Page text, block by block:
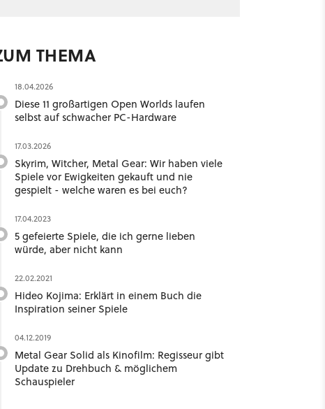
THEMA
18.04.2026
Diese 11 großartigen Open Worlds laufen
selbst auf schwacher PC-Hardware
17.03.2026
Skyrim, Witcher, Metal Gear: Wir haben viele
Spiele vor Ewigkeiten gekauft und nie
gespielt - welche waren es bei euch?
17.04.2023
5 gefeierte Spiele, die ich gerne lieben
würde, aber nicht kann
22.02.2021
Hideo Kojima: Erklärt in einem Buch die
Inspiration seiner Spiele
04.12.2019
Metal Gear Solid als Kinofilm: Regisseur gibt
Update zu Drehbuch & möglichem
Schauspieler